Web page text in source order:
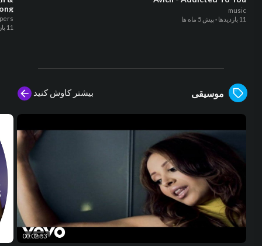
11 بازدیدها
music
11 بازدیدها
· پیش 5 ماه ها
موسیقی بیشتر کاوش کنید
00:02:53